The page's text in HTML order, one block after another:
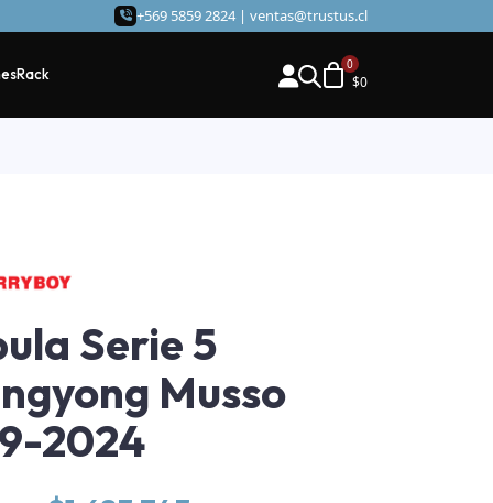
+569 5859 2824 | ventas@trustus.cl
Rack $0
Serie 5
Musso
2024